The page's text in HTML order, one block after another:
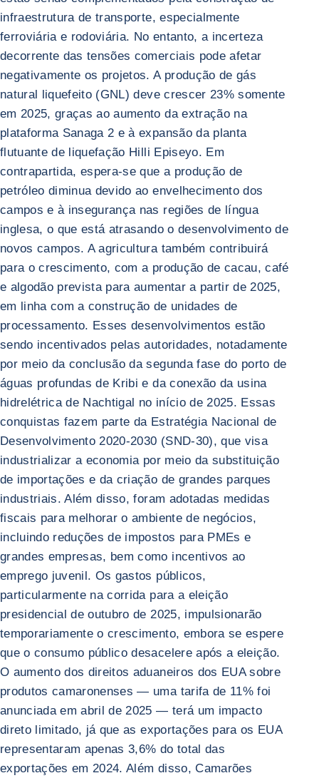
infraestrutura de transporte, especialmente
ferroviária e rodoviária. No entanto, a incerteza
decorrente das tensões comerciais pode afetar
negativamente os projetos. A produção de gás
natural liquefeito (GNL) deve crescer 23% somente
em 2025, graças ao aumento da extração na
plataforma Sanaga 2 e à expansão da planta
flutuante de liquefação Hilli Episeyo. Em
contrapartida, espera-se que a produção de
petróleo diminua devido ao envelhecimento dos
campos e à insegurança nas regiões de língua
inglesa, o que está atrasando o desenvolvimento de
novos campos. A agricultura também contribuirá
para o crescimento, com a produção de cacau, café
e algodão prevista para aumentar a partir de 2025,
em linha com a construção de unidades de
processamento. Esses desenvolvimentos estão
sendo incentivados pelas autoridades, notadamente
por meio da conclusão da segunda fase do porto de
águas profundas de Kribi e da conexão da usina
hidrelétrica de Nachtigal no início de 2025. Essas
conquistas fazem parte da Estratégia Nacional de
Desenvolvimento 2020-2030 (SND-30), que visa
industrializar a economia por meio da substituição
de importações e da criação de grandes parques
industriais. Além disso, foram adotadas medidas
fiscais para melhorar o ambiente de negócios,
incluindo reduções de impostos para PMEs e
grandes empresas, bem como incentivos ao
emprego juvenil. Os gastos públicos,
particularmente na corrida para a eleição
presidencial de outubro de 2025, impulsionarão
temporariamente o crescimento, embora se espere
que o consumo público desacelere após a eleição.
O aumento dos direitos aduaneiros dos EUA sobre
produtos camaronenses — uma tarifa de 11% foi
anunciada em abril de 2025 — terá um impacto
direto limitado, já que as exportações para os EUA
representaram apenas 3,6% do total das
exportações em 2024. Além disso, Camarões